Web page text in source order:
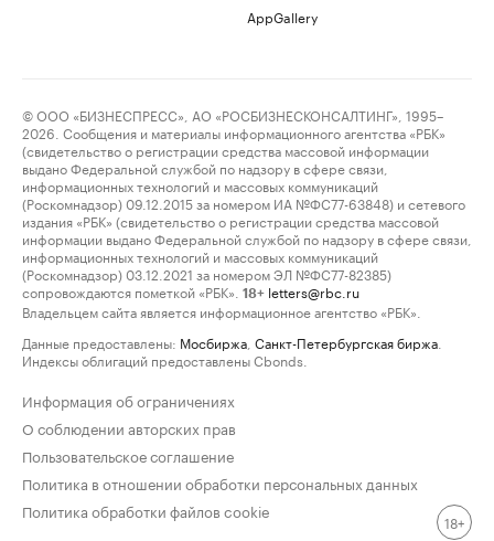
AppGallery
© ООО «БИЗНЕСПРЕСС», АО «РОСБИЗНЕСКОНСАЛТИНГ», 1995–
2026. Сообщения и материалы информационного агентства «РБК»
(свидетельство о регистрации средства массовой информации
выдано Федеральной службой по надзору в сфере связи,
информационных технологий и массовых коммуникаций
(Роскомнадзор) 09.12.2015 за номером ИА №ФС77-63848) и сетевого
издания «РБК» (свидетельство о регистрации средства массовой
информации выдано Федеральной службой по надзору в сфере связи,
информационных технологий и массовых коммуникаций
(Роскомнадзор) 03.12.2021 за номером ЭЛ №ФС77-82385)
сопровождаются пометкой «РБК».
18+ letters@rbc.ru
Владельцем сайта является информационное агентство «РБК».
Данные предоставлены: Мосбиржа Санкт-Петербургская биржа
Индексы облигаций предоставлены Cbonds.
Информация об ограничениях
О соблюдении авторских прав
Пользовательское соглашение
Политика в отношении обработки персональных данных
Политика обработки файлов cookie
18+